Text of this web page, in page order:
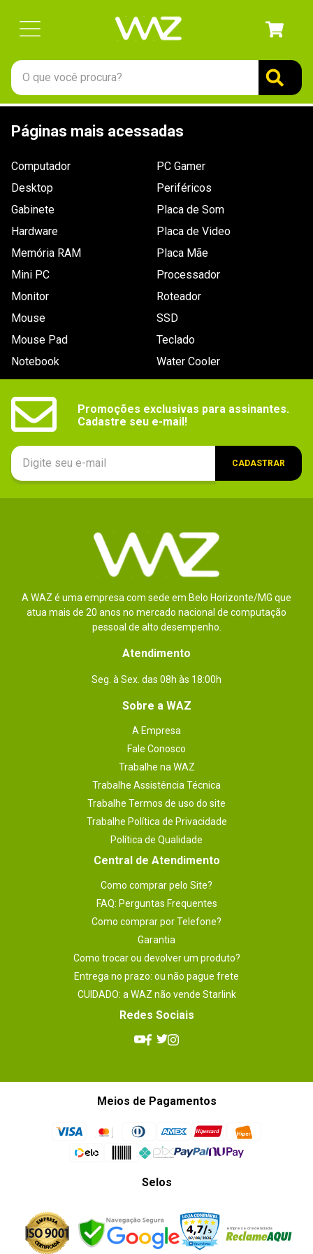
O que você procura?
Páginas mais acessadas
Computador
Desktop
Gabinete
Hardware
Memória RAM
Mini PC
Monitor
Mouse
Mouse Pad
Notebook
PC Gamer
Periféricos
Placa de Som
Placa de Video
Placa Mãe
Processador
Roteador
SSD
Teclado
Water Cooler
Promoções exclusivas para assinantes.
Cadastre seu e-mail!
CADASTRAR
A WAZ é uma empresa com sede em Belo Horizonte/MG que
atua mais de 20 anos no mercado nacional de computação
pessoal de alto desempenho.
Atendimento
Seg. à Sex. das 08h às 18:00h
Sobre a WAZ
A Empresa
Fale Conosco
Trabalhe na WAZ
Trabalhe Assistência Técnica
Trabalhe Termos de uso do site
Trabalhe Política de Privacidade
Política de Qualidade
Central de Atendimento
Como comprar pelo Site?
FAQ: Perguntas Frequentes
Como comprar por Telefone?
Garantia
Como trocar ou devolver um produto?
Entrega no prazo: ou não pague frete
CUIDADO: a WAZ não vende Starlink
Redes Sociais
Meios de Pagamentos
Selos
1º
gabinete
teclado
ssd
openbox
mouse
jonsbo
fractal